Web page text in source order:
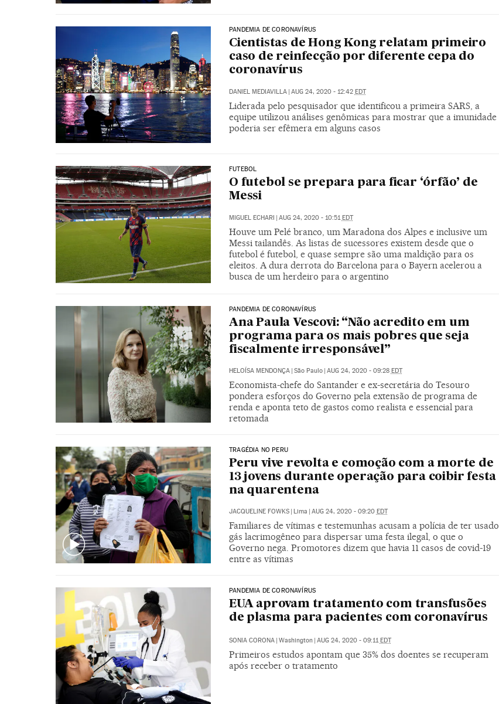
PANDEMIA DE CORONAVÍRUS
Cientistas de Hong Kong relatam primeiro
caso de reinfecção por diferente cepa do
coronavírus
DANIEL MEDIAVILLA | AUG 24, 2020 - 12:42 EDT
Liderada pelo pesquisador que identificou a primeira SARS, a
equipe utilizou análises genômicas para mostrar que a imunidade
poderia ser efêmera em alguns casos
FUTEBOL
O futebol se prepara para ficar ‘órfão’ de
Messi
MIGUEL ECHARI | AUG 24, 2020 - 10:51 EDT
Houve um Pelé branco, um Maradona dos Alpes e inclusive um
Messi tailandês. As listas de sucessores existem desde que o
futebol é futebol, e quase sempre são uma maldição para os
eleitos. A dura derrota do Barcelona para o Bayern acelerou a
busca de um herdeiro para o argentino
PANDEMIA DE CORONAVÍRUS
Ana Paula Vescovi: “Não acredito em um
programa para os mais pobres que seja
fiscalmente irresponsável”
HELOÍSA MENDONÇA | São Paulo | AUG 24, 2020 - 09:28 EDT
Economista-chefe do Santander e ex-secretária do Tesouro
pondera esforços do Governo pela extensão de programa de
renda e aponta teto de gastos como realista e essencial para
retomada
TRAGÉDIA NO PERU
Peru vive revolta e comoção com a morte de
13 jovens durante operação para coibir festa
na quarentena
JACQUELINE FOWKS | Lima | AUG 24, 2020 - 09:20 EDT
Familiares de vítimas e testemunhas acusam a polícia de ter usado
gás lacrimogêneo para dispersar uma festa ilegal, o que o
Governo nega. Promotores dizem que havia 11 casos de covid-19
entre as vítimas
PANDEMIA DE CORONAVÍRUS
EUA aprovam tratamento com transfusões
de plasma para pacientes com coronavírus
SONIA CORONA | Washington | AUG 24, 2020 - 09:11EDT
Primeiros estudos apontam que 35% dos doentes se recuperam
após receber o tratamento